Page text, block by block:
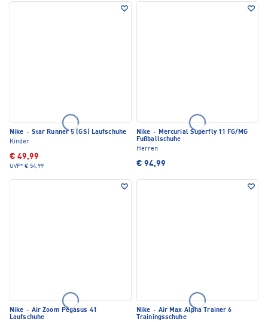
Nike · Star Runner 5 (GS) Laufschuhe
Kinder
€ 49,99
UVP* € 54,99
Nike · Mercurial Superfly 11 FG/MG
Fußballschuhe
Herren
€ 94,99
Nike · Air Zoom Pegasus 41
Laufschuhe
Nike · Air Max Alpha Trainer 6
Trainingsschuhe